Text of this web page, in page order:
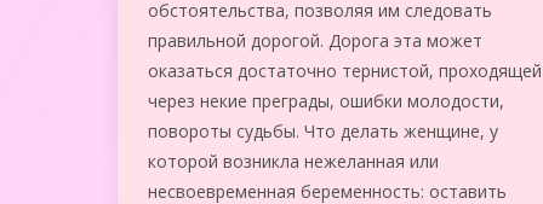
обстоятельства, позволяя им следовать
правильной дорогой. Дорога эта может
оказаться достаточно тернистой, проходящей
через некие преграды, ошибки молодости,
повороты судьбы. Что делать женщине, у
которой возникла нежеланная или
несвоевременная беременность: оставить